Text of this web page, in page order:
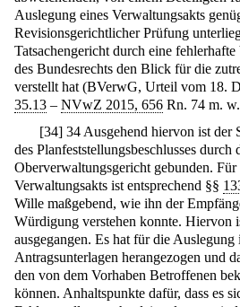
Auslegung eines Verwaltungsakts
Revisionsgerichtlicher Prüfung
Tatsachengericht durch eine
des Bundesrechts den Blick für die
verstellt hat (BVerwG, Urteil vom 18.
35.13 – NVwZ 2015, 656 Rn. 74 m.
[34] 34 Ausgehend hiervon ist der
des Planfeststellungsbeschlusses durch
Oberverwaltungsgericht gebunden.
Verwaltungsakts ist entsprechend §§
Wille maßgebend, wie ihn der
Würdigung verstehen konnte. Hiervon
ausgegangen. Es hat für die Auslegung
Antragsunterlagen herangezogen und
den von dem Vorhaben Betroffenen
können. Anhaltspunkte dafür, dass es